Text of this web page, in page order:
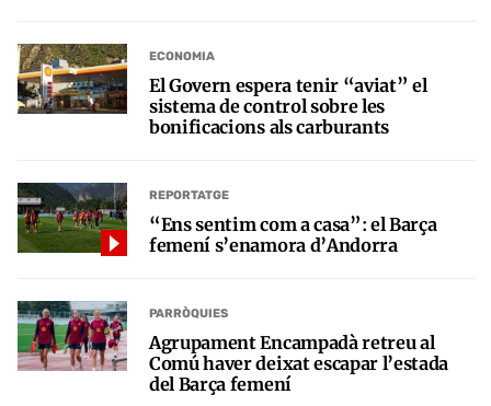
ECONOMIA
El Govern espera tenir “aviat” el
sistema de control sobre les
bonificacions als carburants
REPORTATGE
“Ens sentim com a casa”: el Barça
femení s’enamora d’Andorra
PARRÒQUIES
Agrupament Encampadà retreu al
Comú haver deixat escapar l’estada
del Barça femení